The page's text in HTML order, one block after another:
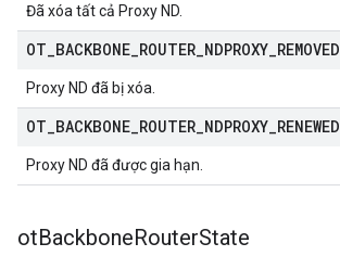
Đã xóa tất cả Proxy ND.
OT BACKBONE ROUTER NDPROXY REMOVED
Proxy ND đã bị xóa.
OT BACKBONE ROUTER NDPROXY RENEWED
Proxy ND đã được gia hạn.
otBackboneRouterState